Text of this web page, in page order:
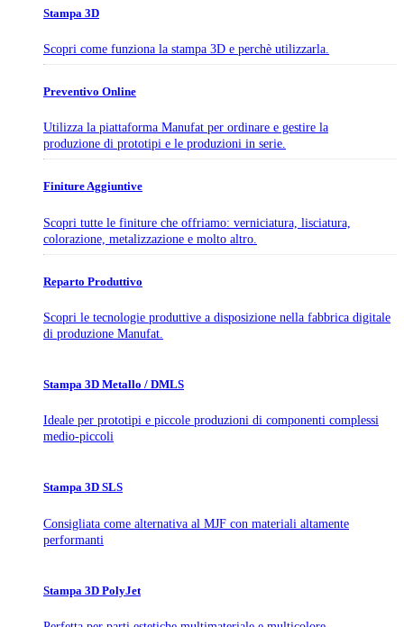
Stampa 3D
Scopri come funziona la stampa 3D e perchè utilizzarla.
Preventivo Online
Utilizza la piattaforma Manufat per ordinare e gestire la
produzione di prototipi e le produzioni in serie.
Finiture Aggiuntive
Scopri tutte le finiture che offriamo: verniciatura, lisciatura,
colorazione, metalizzazione e molto altro.
Reparto Produttivo
Scopri le tecnologie produttive a disposizione nella fabbrica digitale
di produzione Manufat.
Stampa 3D Metallo / DMLS
Ideale per prototipi e piccole produzioni di componenti complessi
medio-piccoli
Stampa 3D SLS
Consigliata come alternativa al MJF con materiali altamente
performanti
Stampa 3D PolyJet